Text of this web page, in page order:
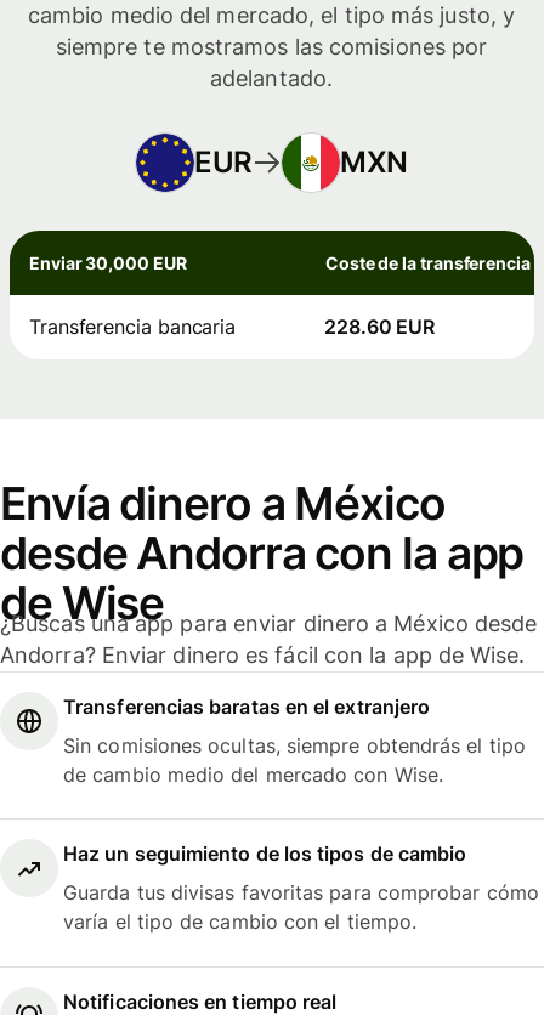
cambio medio del mercado, el tipo más justo, y
siempre te mostramos las comisiones por
adelantado.
EUR MXN
Enviar 30,000 EUR Coste de la transferencia
Transferencia bancaria 228.60 EUR
Envía dinero a México
desde Andorra con la app
de Wise
¿Buscas una app para enviar dinero a México desde
Andorra? Enviar dinero es fácil con la app de Wise.
Transferencias baratas en el extranjero
Sin comisiones ocultas, siempre obtendrás el tipo
de cambio medio del mercado con Wise.
Haz un seguimiento de los tipos de cambio
Guarda tus divisas favoritas para comprobar cómo
varía el tipo de cambio con el tiempo.
Notificaciones en tiempo real